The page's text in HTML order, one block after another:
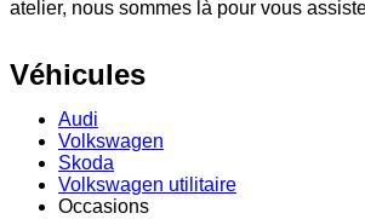
atelier, nous sommes là pour vous
Véhicules
Audi
Volkswagen
Skoda
Volkswagen utilitaire
Occasions